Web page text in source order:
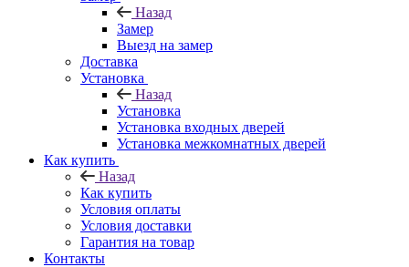
Назад
Замер
Выезд на замер
Доставка
Установка
Назад
Установка
Установка входных дверей
Установка межкомнатных дверей
Как купить
Назад
Как купить
Условия оплаты
Условия доставки
Гарантия на товар
Контакты